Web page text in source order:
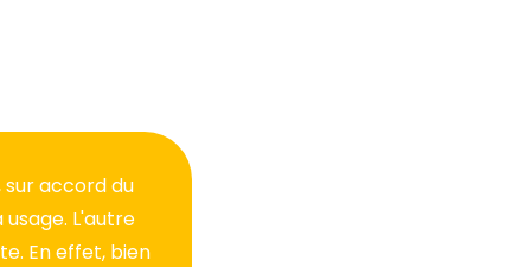
accord du
L'autre
En effet, bien